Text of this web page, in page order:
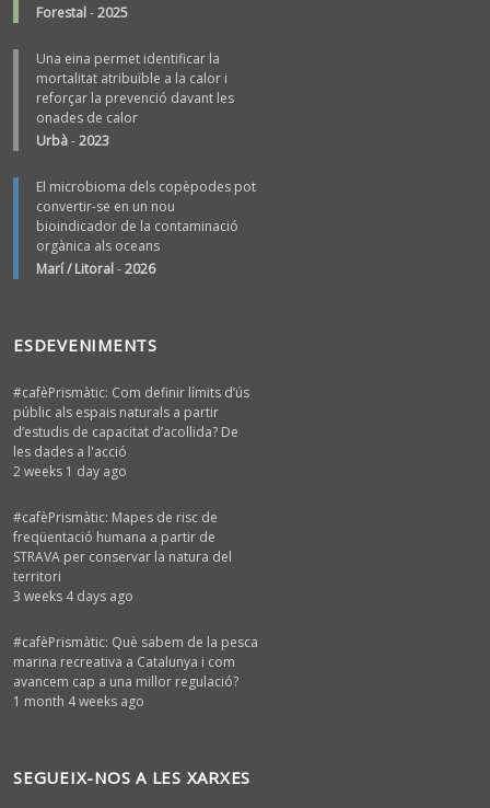
Forestal-2025
Una eina permet identificar la
mortalitat atribuïble a la calor i
reforçar la prevenció davant les
onades de calor
Urbà-2023
El microbioma dels copèpodes pot
convertir-se en un nou
bioindicador de la contaminació
orgànica als oceans
Marí / Litoral-2026
ESDEVENIMENTS
#cafèPrismàtic: Com definir límits d’ús
públic als espais naturals a partir
d’estudis de capacitat d’acollida? De
les dades a l'acció
2 weeks 1 day ago
#cafèPrismàtic: Mapes de risc de
freqüentació humana a partir de
STRAVA per conservar la natura del
territori
3 weeks 4 days ago
#cafèPrismàtic: Què sabem de la pesca
marina recreativa a Catalunya i com
avancem cap a una millor regulació?
1 month 4 weeks ago
SEGUEIX-NOS A LES XARXES